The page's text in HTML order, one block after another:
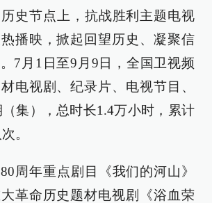
史节点上，抗战胜利主题电视
播映，掀起回望历史、凝聚信
7月1日至9月9日，全国卫视频
电视剧、纪录片、电视节目、
集），总时长1.4万小时，累计
。
周年重点剧目《我们的河山》
大革命历史题材电视剧《浴血荣